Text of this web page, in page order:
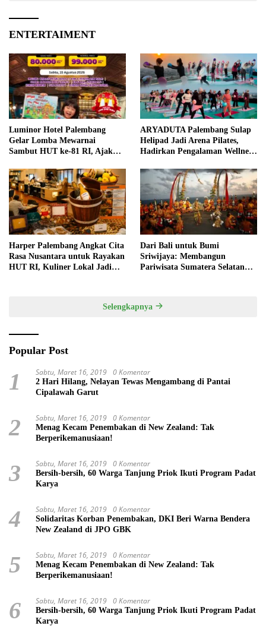
ENTERTAIMENT
Luminor Hotel Palembang
Gelar Lomba Mewarnai
Sambut HUT ke-81 RI, Ajak
ARYADUTA Palembang Sulap
Helipad Jadi Arena Pilates,
Hadirkan Pengalaman Wellness
Harper Palembang Angkat Cita
Rasa Nusantara untuk Rayakan
HUT RI, Kuliner Lokal Jadi
Dari Bali untuk Bumi
Sriwijaya: Membangun
Pariwisata Sumatera Selatan
Selengkapnya
Popular Post
1 Sabtu, Maret 16, 2019 0 Komentar
2 Hari Hilang, Nelayan Tewas Mengambang di Pantai
Cipalawah Garut
2 Sabtu, Maret 16, 2019 0 Komentar
Menag Kecam Penembakan di New Zealand: Tak
Berperikemanusiaan!
3 Sabtu, Maret 16, 2019 0 Komentar
Bersih-bersih, 60 Warga Tanjung Priok Ikuti Program Padat
Karya
4 Sabtu, Maret 16, 2019 0 Komentar
Solidaritas Korban Penembakan, DKI Beri Warna Bendera
New Zealand di JPO GBK
5 Sabtu, Maret 16, 2019 0 Komentar
Menag Kecam Penembakan di New Zealand: Tak
Berperikemanusiaan!
6 Sabtu, Maret 16, 2019 0 Komentar
Bersih-bersih, 60 Warga Tanjung Priok Ikuti Program Padat
Karya